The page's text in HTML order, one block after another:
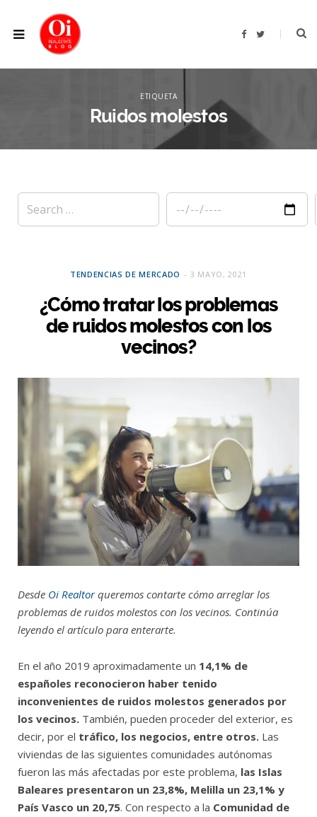
F
b
T
t
ETIQUETA
Ruidos molestos
TENDENCIAS DE MERCADO 3 MAYO, 2021
¿Cómo tratar los problemas
de ruidos molestos con los
vecinos?
Desde Oi Realtorqueremos contarte cómo arreglar los
problemas de ruidos molestos con los vecinos. Continúa
leyendo el artículo para enterarte.
En el año 2019 aproximadamente un 14,1% de
españoles reconocieron haber tenido
inconvenientes de ruidos molestos generados por
los vecinos. También, pueden proceder del exterior, es
decir, por el tráfico, los negocios, entre otros. Las
viviendas de las siguientes comunidades autónomas
fueron las más afectadas por este problema, las Islas
Baleares presentaron un 23,8%, Melilla un 23,1% y
País Vasco un 20,75. Con respecto a la Comunidad de